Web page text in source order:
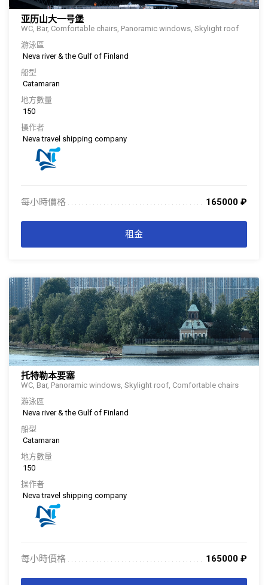
亚历山大一号堡
WC, Bar, Comfortable chairs, Panoramic windows, Skylight roof
游泳區
Neva river & the Gulf of Finland
船型
Catamaran
地方數量
150
操作者
Neva travel shipping company
每小時價格 165000 ₽
. . . . . . . . . . . . . . . . . . . . . . . . . . . . . . . . . . . . . . . . . . . . . . . . . . . . . . . . . . . . . . .
租金
托特勒本要塞
WC, Bar, Panoramic windows, Skylight roof, Comfortable chairs
游泳區
Neva river & the Gulf of Finland
船型
Catamaran
地方數量
150
操作者
Neva travel shipping company
每小時價格 165000 ₽
. . . . . . . . . . . . . . . . . . . . . . . . . . . . . . . . . . . . . . . . . . . . . . . . . . . . . . . . . . . . . . .